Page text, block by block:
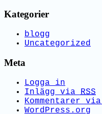
Kategorier
blogg
Uncategorized
Meta
Logga in
Inlägg via RSS
Kommentarer via
WordPress.org